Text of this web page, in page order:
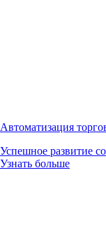
Автоматизация
Успешное развитие
Узнать больше